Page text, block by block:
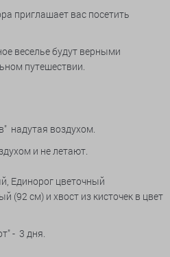
приглашает вас посетить
веселье будут верными
путешествии.
надутая воздухом.
и не летают.
Единорог цветочный
(92 см) и хвост из кисточек в цвет
- 3 дня.